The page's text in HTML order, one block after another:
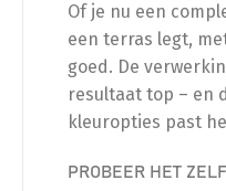
Of je nu een
een terras legt,
goed. De
resultaat top – en
kleuropties past
PROBEER HET